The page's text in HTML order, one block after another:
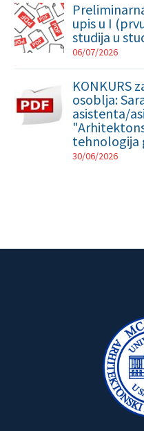
upis u I
studija u
06/07/2026
KONKURS
osoblja:
asistenta/
tehnologija
30/06/2026